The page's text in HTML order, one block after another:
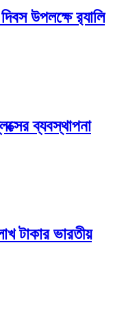
উপলক্ষে র‌্যালি
ব্যবস্থাপনা
টাকার ভারতীয়